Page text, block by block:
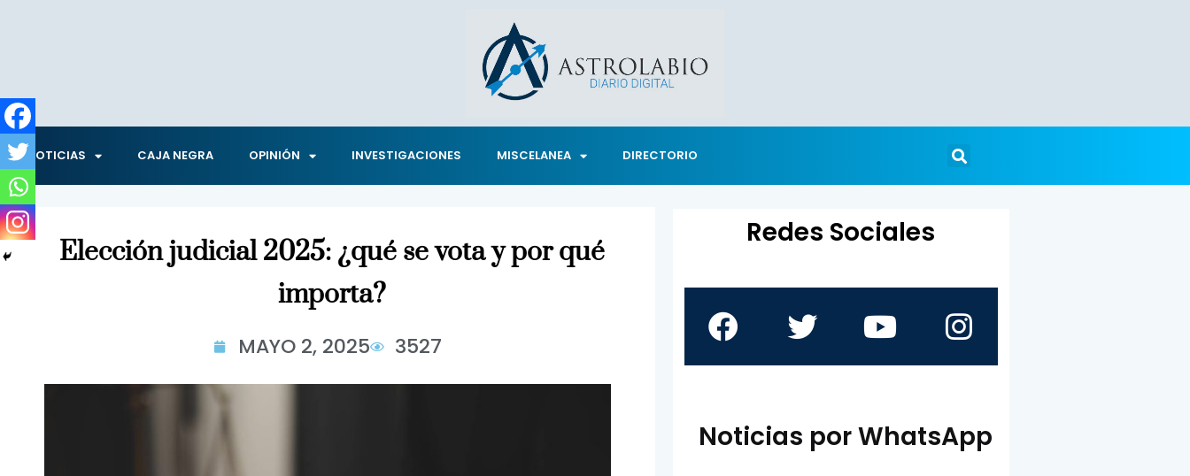
NOTICIAS CAJA NEGRA OPINIÓN INVESTIGACIONES MISCELANEA DIRECTORIO
Elección judicial 2025: ¿qué se vota y por qué
importa?
MAYO 2, 2025 3527
Redes Sociales
Noticias por WhatsApp